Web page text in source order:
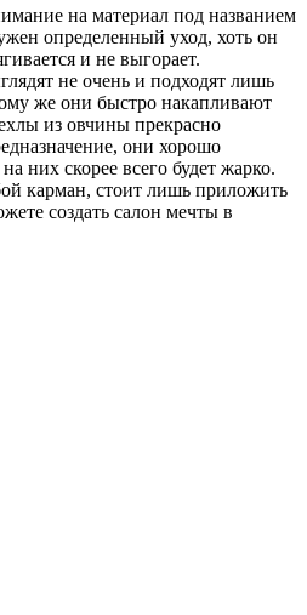
на материал под названием
определенный уход, хоть он
и не выгорает.
не очень и подходят лишь
же они быстро накапливают
из овчины прекрасно
они хорошо
них скорее всего будет жарко.
карман, стоит лишь приложить
создать салон мечты в